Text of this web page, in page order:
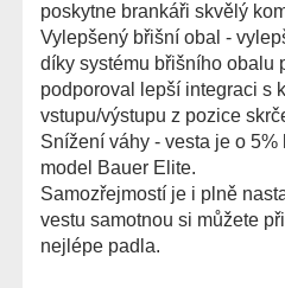
poskytne brankáři skvělý
Vylepšený břišní obal -
díky systému břišního obalu
podporoval lepší integraci s
vstupu/výstupu z pozice
Snížení váhy - vesta je o
model Bauer Elite.
Samozřejmostí je i plně
vestu samotnou si můžete
nejlépe padla.